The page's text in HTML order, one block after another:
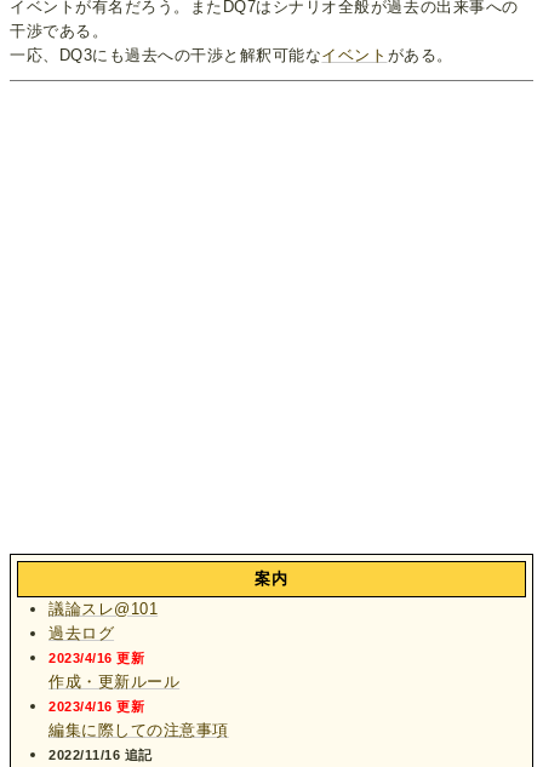
イベントが有名だろう。またDQ7はシナリオ全般が過去の出来事への
干渉である。
一応、DQ3にも過去への干渉と解釈可能なイベント がある。
案内
議論スレ@101
過去ログ
2023/4/16 更新
作成・更新ルール
2023/4/16 更新
編集に際しての注意事項
2022/11/16 追記